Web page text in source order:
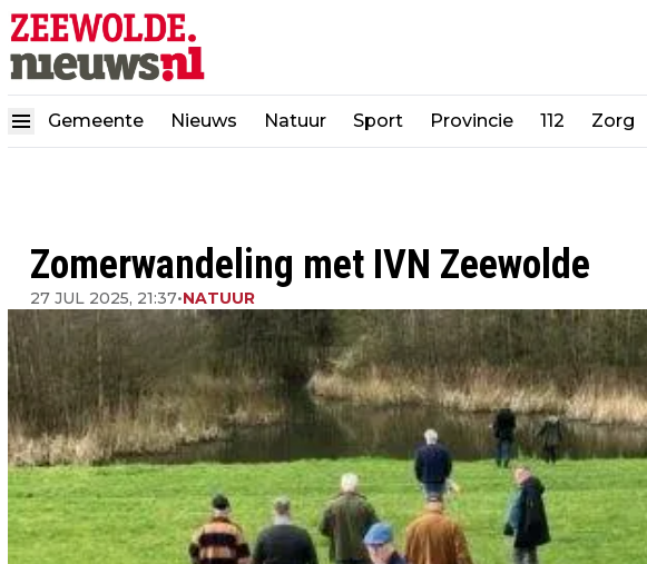
Gemeente Nieuws Natuur Sport Provincie 112 Zorg
Zomerwandeling met IVN Zeewolde
27 JUL 2025, 21:37•NATUUR